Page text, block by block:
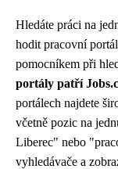
Hledáte práci na
hodit pracovní
pomocníkem při
portály patří
portálech najdete
včetně pozic na
Liberec" nebo
vyhledávače a